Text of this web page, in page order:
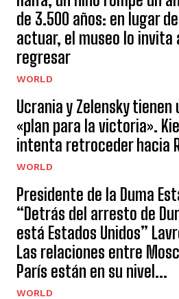
de 3.500 años: en lugar de
actuar, el museo lo invita
regresar
WORLD
Ucrania y Zelensky tienen
«plan para la victoria».
intenta retroceder hacia
WORLD
Presidente de la Duma
“Detrás del arresto de
está Estados Unidos”
Las relaciones entre
París están en su nivel...
WORLD